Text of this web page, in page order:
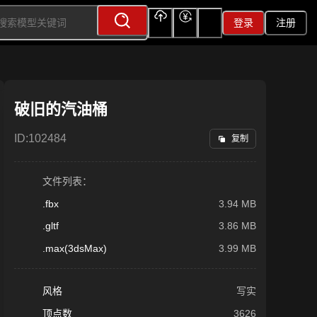
登录 注册
破旧的汽油桶
ID:102484 复制
文件列表：
.fbx
3.94 MB
.gltf
3.86 MB
.max(3dsMax)
3.99 MB
风格
写实
顶点数
3626